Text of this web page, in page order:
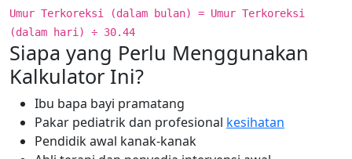
Umur Terkoreksi (dalam bulan) = Umur Terkoreksi
(dalam hari) ÷ 30.44
Siapa yang Perlu Menggunakan
Kalkulator Ini?
Ibu bapa bayi pramatang
Pakar pediatrik dan profesional kesihatan
Pendidik awal kanak-kanak